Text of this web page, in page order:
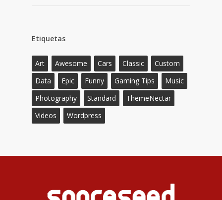
Etiquetas
Art Awesome Cars Classic
Custom
Data
Epic Funny Gaming Tips
Music
Photography
Standard
ThemeNectar
Videos
Wordpress